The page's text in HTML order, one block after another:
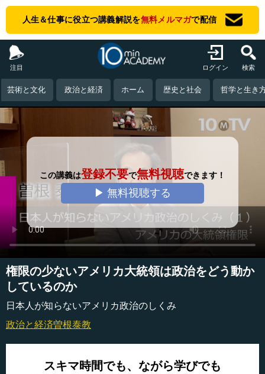
人生＆仕事に役立つ講義解説を無料メルマガで配信
注目 ログイン 検索
芸術と文化 政治と経済 ホーム 歴史と社会 哲学と生き
この講義は登録不要で無料視聴できます！
▶ 無料視聴する
権限の少ないアメリカ大統領は政治をどう動か
しているのか
日本人が知らないアメリカ政治のしくみ
政治と経済曽根泰教
スキマ時間でも、ながら学びでも